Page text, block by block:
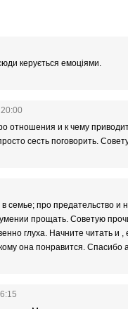
керується емоціями.
отношения и к чему
сесть поговорить.
семье; про предательство
прощать. Советую
глуха. Начните читать и
она понравится. Спасибо